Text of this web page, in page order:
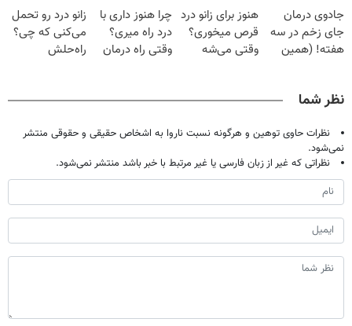
۲۵ میلیون
تومان!!!
تحمل میکنی؟❗
خانگی
میلیون !
جادوی درمان
جای زخم در سه
هفته! (همین
هنوز برای زانو درد
قرص میخوری؟
وقتی می‌شه
چرا هنوز داری با
درد راه میری؟
وقتی راه درمان
زانو درد رو تحمل
می‌کنی که چی؟
راه‌حلش
نظر شما
نظرات حاوی توهین و هرگونه نسبت ناروا به اشخاص حقیقی و حقوقی منتشر
نمی‌شود.
نظراتی که غیر از زبان فارسی یا غیر مرتبط با خبر باشد منتشر نمی‌شود.